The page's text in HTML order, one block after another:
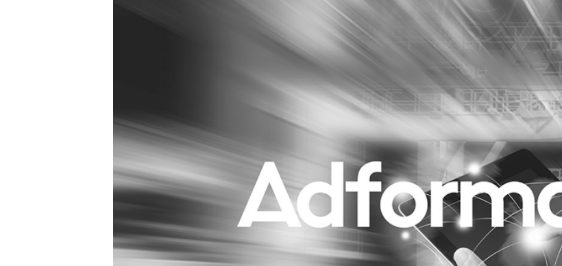
Influencer marketing
Interne communicatie
Purpose Marketing
Reputatie & crisis